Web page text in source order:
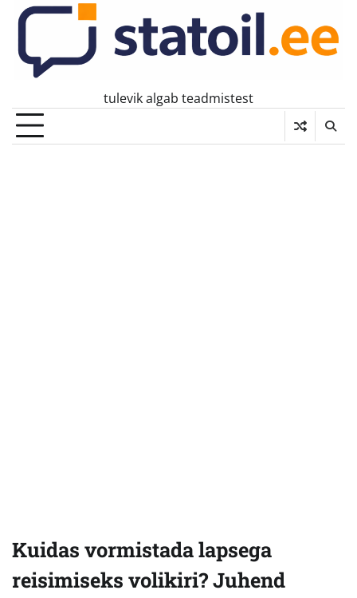
Skip
content
tulevik algab teadmistest
Kuidas vormistada lapsega
reisimiseks volikiri? Juhend